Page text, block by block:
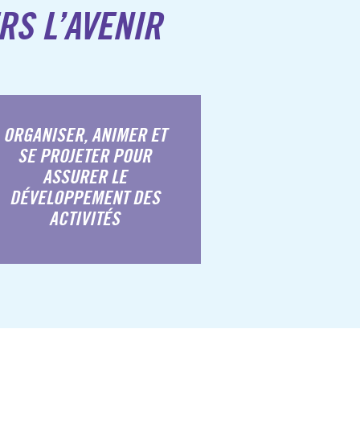
L’AVENIR
ORGANISER, ANIMER ET
SE PROJETER POUR
ASSURER LE
DÉVELOPPEMENT DES
ACTIVITÉS